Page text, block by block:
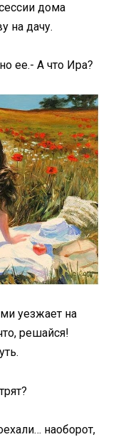
дома
на дачу.
ее.- А что Ира?
уезжает на
решайся!
наоборот,